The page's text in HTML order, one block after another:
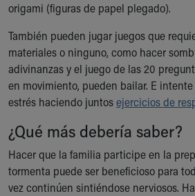
origami (figuras de papel plegado).
También pueden jugar juegos que
materiales o ninguno, como hacer
adivinanzas y el juego de las 20
en movimiento, pueden bailar. E
estrés haciendo juntosejercicios de
¿Qué más debería saber?
Hacer que la familia participe en la
tormenta puede ser beneficioso para
vez continúen sintiéndose nerviosos.